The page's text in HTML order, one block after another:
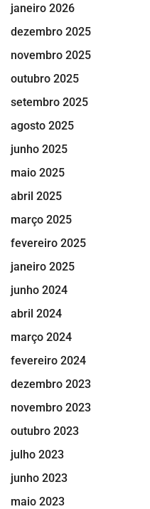
janeiro 2026
dezembro 2025
novembro 2025
outubro 2025
setembro 2025
agosto 2025
junho 2025
maio 2025
abril 2025
março 2025
fevereiro 2025
janeiro 2025
junho 2024
abril 2024
março 2024
fevereiro 2024
dezembro 2023
novembro 2023
outubro 2023
julho 2023
junho 2023
maio 2023